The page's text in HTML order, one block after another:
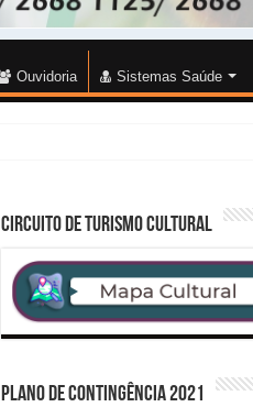
Ouvidoria Sistemas Saúde
CIRCUITO DE TURISMO CULTURAL
PLANO DE CONTINGÊNCIA 2021